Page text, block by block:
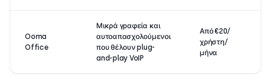
Ooma
Office
Μικρά γραφεία και
αυτοαπασχολούμενοι
που θέλουν plug-
and-play VoIP
Από €20/
χρήστη/
μήνα